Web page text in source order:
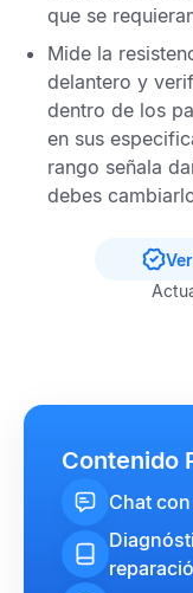
que se
Mide la
delantero y
dentro de los
en sus
rango señala
debes
Contenido
Chat